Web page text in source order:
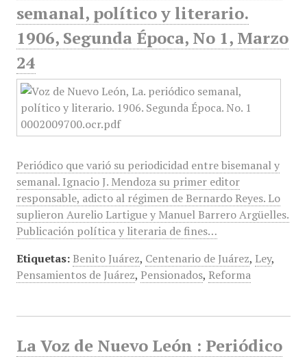
semanal, político y literario.
1906, Segunda Época, No 1, Marzo
24
Periódico que varió su periodicidad entre bisemanal y
semanal. Ignacio J. Mendoza su primer editor
responsable, adicto al régimen de Bernardo Reyes. Lo
suplieron Aurelio Lartigue y Manuel Barrero Argüelles.
Publicación política y literaria de fines…
Etiquetas: Benito Juárez, Centenario de Juárez, Ley,
Pensamientos de Juárez, Pensionados, Reforma
La Voz de Nuevo León : Periódico